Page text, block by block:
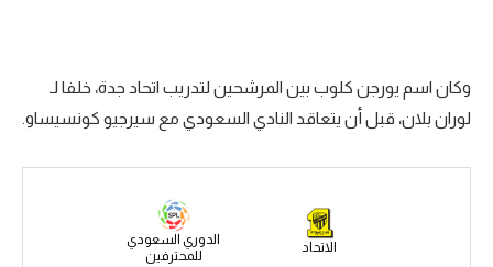
سعودي في الجول
الدوري الإنجليزي
وكان اسم يورجن كلوب بين المرشحين لتدريب اتحاد جدة، خلفا لـ
لوران بلان، قبل أن يتعاقد النادي السعودي مع سيرجيو كونسيساو.
الاتحاد
الدوري السعودي
للمحترفين